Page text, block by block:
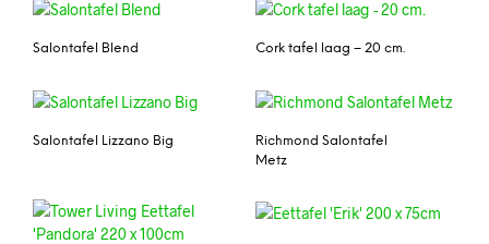
Salontafel Blend Cork tafel laag – 20 cm.
Salontafel Lizzano Big
Richmond Salontafel
Metz